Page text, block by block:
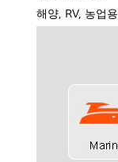
해양, RV, 농업